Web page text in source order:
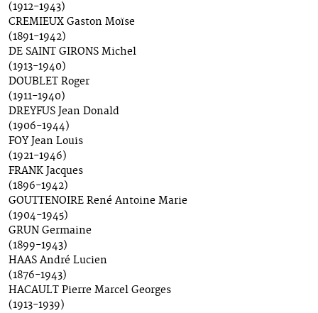
(1912-1943)
CREMIEUX Gaston Moïse
(1891-1942)
DE SAINT GIRONS Michel
(1913-1940)
DOUBLET Roger
(1911-1940)
DREYFUS Jean Donald
(1906-1944)
FOY Jean Louis
(1921-1946)
FRANK Jacques
(1896-1942)
GOUTTENOIRE René Antoine Marie
(1904-1945)
GRUN Germaine
(1899-1943)
HAAS André Lucien
(1876-1943)
HACAULT Pierre Marcel Georges
(1913-1939)